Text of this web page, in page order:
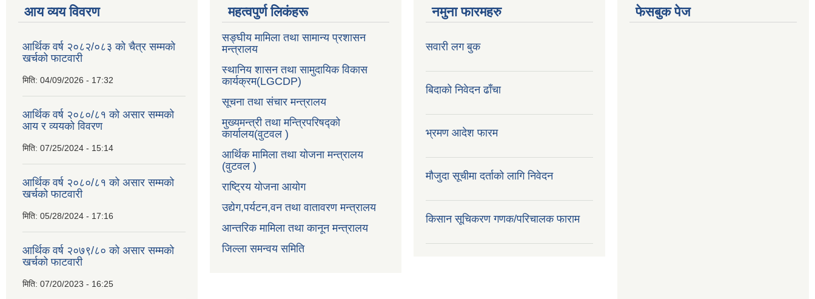
आय व्यय विवरण
आर्थिक वर्ष २०८२/०८३ को चैत्र सम्मको
खर्चको फाटवारी
मिति: 04/09/2026 - 17:32
आर्थिक वर्ष २०८०/८१ को असार सम्मको
आय र व्ययको विवरण
मिति: 07/25/2024 - 15:14
आर्थिक वर्ष २०८०/८१ को असार सम्मको
खर्चको फाटवारी
मिति: 05/28/2024 - 17:16
आर्थिक वर्ष २०७९/८० को असार सम्मको
खर्चको फाटवारी
मिति: 07/20/2023 - 16:25
महत्वपुर्ण लिकंहरू
सङ्घीय मामिला तथा सामान्य प्रशासन
मन्त्रालय
स्थानिय शासन तथा सामुदायिक विकास
कार्यक्रम(LGCDP)
सूचना तथा संचार मन्त्रालय
मुख्यमन्त्री तथा मन्त्रिपरिषद्को
कार्यालय(वुटवल )
आर्थिक मामिला तथा योजना मन्त्रालय
(वुटवल )
राष्ट्रिय योजना आयोग
उद्येग,पर्यटन,वन तथा वातावरण मन्त्रालय
आन्तरिक मामिला तथा कानून मन्त्रालय
जिल्ला समन्वय समिति
नमुना फारमहरु
सवारी लग बुक
बिदाको निवेदन ढाँचा
भ्रमण आदेश फारम
मौजुदा सूचीमा दर्ताको लागि निवेदन
किसान सूचिकरण गणक/परिचालक फाराम
फेसबुक पेज